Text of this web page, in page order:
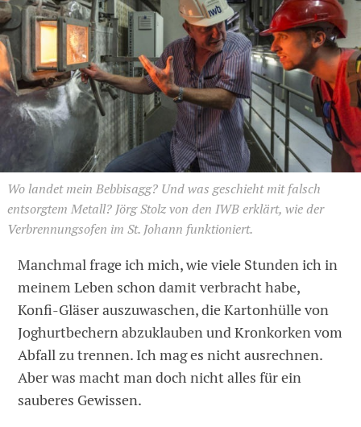
Wo landet mein Bebbisagg? Und was geschieht mit falsch
entsorgtem Metall? Jörg Stolz von den IWB erklärt, wie der
Verbrennungsofen im St. Johann funktioniert.
Manchmal frage ich mich, wie viele Stunden ich in
meinem Leben schon damit verbracht habe,
Konfi-Gläser auszuwaschen, die Kartonhülle von
Joghurtbechern abzuklauben und Kronkorken vom
Abfall zu trennen. Ich mag es nicht ausrechnen.
Aber was macht man doch nicht alles für ein
sauberes Gewissen.